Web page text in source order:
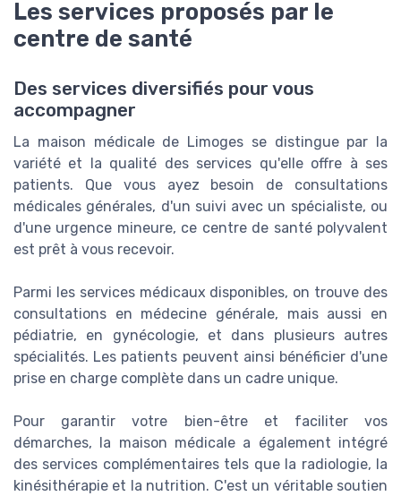
Les services proposés par le
centre de santé
Des services diversifiés pour vous
accompagner
La maison médicale de Limoges se distingue par la
variété et la qualité des services qu'elle offre à ses
patients. Que vous ayez besoin de consultations
médicales générales, d'un suivi avec un spécialiste, ou
d'une urgence mineure, ce centre de santé polyvalent
est prêt à vous recevoir.
Parmi les services médicaux disponibles, on trouve des
consultations en médecine générale, mais aussi en
pédiatrie, en gynécologie, et dans plusieurs autres
spécialités. Les patients peuvent ainsi bénéficier d'une
prise en charge complète dans un cadre unique.
Pour garantir votre bien-être et faciliter vos
démarches, la maison médicale a également intégré
des services complémentaires tels que la radiologie, la
kinésithérapie et la nutrition. C'est un véritable soutien